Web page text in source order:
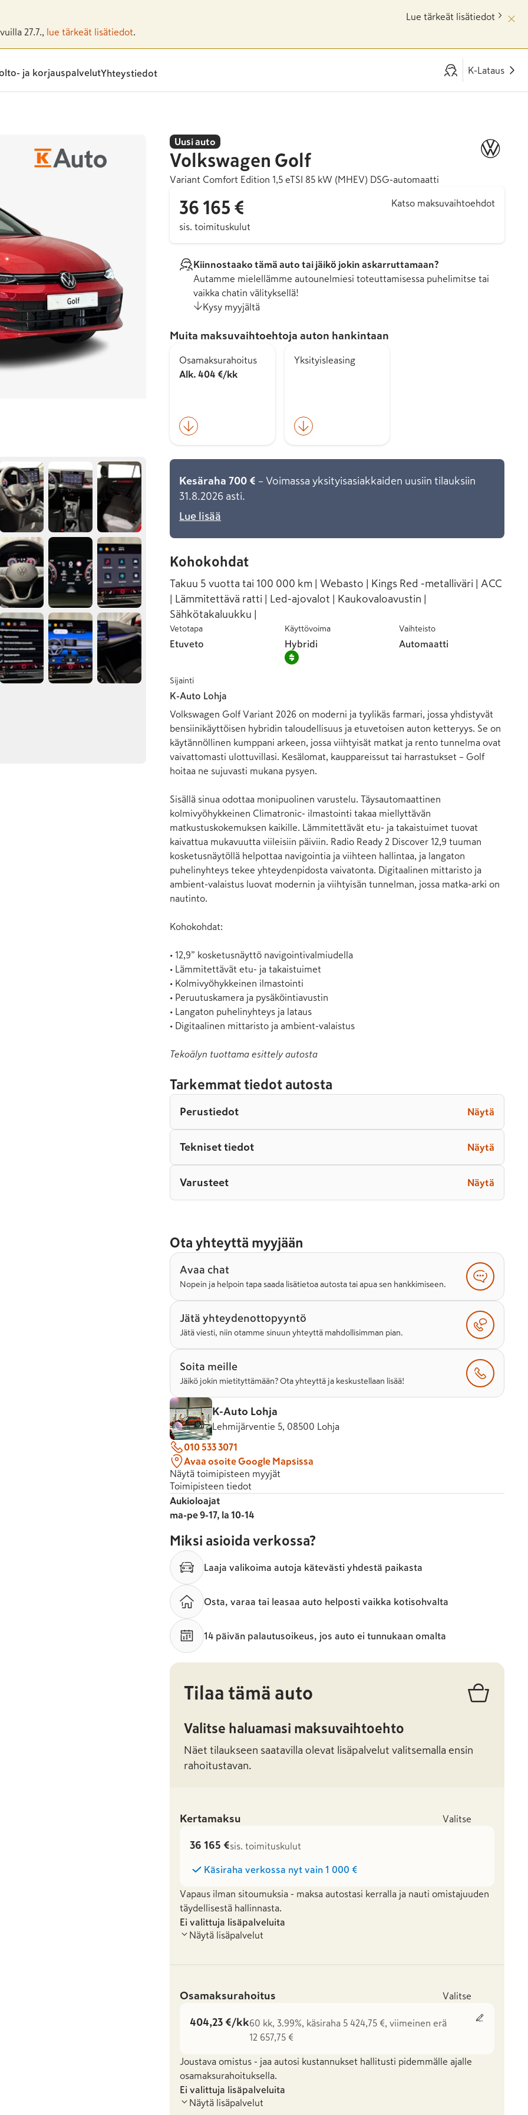
27.7., lue tärkeät lisätiedot
Lue tärkeät lisätiedot
ja korjauspalvelutYhteystiedot K-Lataus
Uusi auto
Volkswagen Golf
Variant Comfort Edition 1,5 eTSI 85 kW (MHEV) DSG-automaatti
36 165 €
sis. toimituskulut
Katso maksuvaihtoehdot
Kiinnostaako tämä auto tai jäikö jokin askarruttamaan?
Autamme mielellämme autounelmiesi toteuttamisessa puhelimitse tai
vaikka chatin välityksellä!
Kysy myyjältä
Muita maksuvaihtoehtoja auton hankintaan
Osamaksurahoitus
Alk. 404 €/kk
Yksityisleasing
Kesäraha 700 € – Voimassa yksityisasiakkaiden uusiin tilauksiin
31.8.2026 asti.
Lue lisää
Kohokohdat
Takuu 5 vuotta tai 100 000 km | Webasto | Kings Red -metalliväri | ACC
| Lämmitettävä ratti | Led-ajovalot | Kaukovaloavustin |
Sähkötakaluukku |
Vetotapa
Etuveto
Käyttövoima
Hybridi
Vaihteisto
Automaatti
Sijainti
K-Auto Lohja
Volkswagen Golf Variant 2026 on moderni ja tyylikäs farmari, jossa yhdistyvät
bensiinikäyttöisen hybridin taloudellisuus ja etuvetoisen auton ketteryys. Se on
käytännöllinen kumppani arkeen, jossa viihtyisät matkat ja rento tunnelma ovat
vaivattomasti ulottuvillasi. Kesälomat, kauppareissut tai harrastukset – Golf
hoitaa ne sujuvasti mukana pysyen.
Sisällä sinua odottaa monipuolinen varustelu. Täysautomaattinen
kolmivyöhykkeinen Climatronic- ilmastointi takaa miellyttävän
matkustuskokemuksen kaikille. Lämmitettävät etu- ja takaistuimet tuovat
kaivattua mukavuutta viileisiin päiviin. Radio Ready 2 Discover 12,9 tuuman
kosketusnäytöllä helpottaa navigointia ja viihteen hallintaa, ja langaton
puhelinyhteys tekee yhteydenpidosta vaivatonta. Digitaalinen mittaristo ja
ambient-valaistus luovat modernin ja viihtyisän tunnelman, jossa matka-arki on
nautinto.
Kohokohdat:
• 12,9” kosketusnäyttö navigointivalmiudella
• Lämmitettävät etu- ja takaistuimet
• Kolmivyöhykkeinen ilmastointi
• Peruutuskamera ja pysäköintiavustin
• Langaton puhelinyhteys ja lataus
• Digitaalinen mittaristo ja ambient-valaistus
Tekoälyn tuottama esittely autosta
Tarkemmat tiedot autosta
Perustiedot Näytä
Tekniset tiedot Näytä
Varusteet Näytä
Ota yhteyttä myyjään
Avaa chat
Nopein ja helpoin tapa saada lisätietoa autosta tai apua sen hankkimiseen.
Jätä yhteydenottopyyntö
Jätä viesti, niin otamme sinuun yhteyttä mahdollisimman pian.
Soita meille
Jäikö jokin mietityttämään? Ota yhteyttä ja keskustellaan lisää!
K-Auto Lohja
Lehmijärventie 5, 08500 Lohja
010 533 3071
Avaa osoite Google Mapsissa
Näytä toimipisteen myyjät
Toimipisteen tiedot
Aukioloajat
ma-pe 9-17, la 10-14
Miksi asioida verkossa?
Laaja valikoima autoja kätevästi yhdestä paikasta
Osta, varaa tai leasaa auto helposti vaikka kotisohvalta
14 päivän palautusoikeus, jos auto ei tunnukaan omalta
Tilaa tämä auto
Valitse haluamasi maksuvaihtoehto
Näet tilaukseen saatavilla olevat lisäpalvelut valitsemalla ensin
rahoitustavan.
Kertamaksu Valitse
36 165 €sis. toimituskulut
Käsiraha verkossa nyt vain 1 000 €
Vapaus ilman sitoumuksia - maksa autostasi kerralla ja nauti omistajuuden
täydellisestä hallinnasta.
Ei valittuja lisäpalveluita
Näytä lisäpalvelut
Osamaksurahoitus Valitse
404,23 €/kk60 kk, 3.99%, käsiraha 5 424,75 €, viimeinen erä
12 657,75 €
Joustava omistus - jaa autosi kustannukset hallitusti pidemmälle ajalle
osamaksurahoituksella.
Ei valittuja lisäpalveluita
Näytä lisäpalvelut